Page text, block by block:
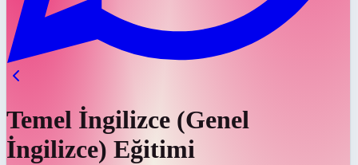
Temel İngilizce (Genel
İngilizce) Eğitimi